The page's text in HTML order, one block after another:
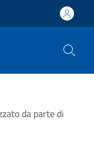
da parte di